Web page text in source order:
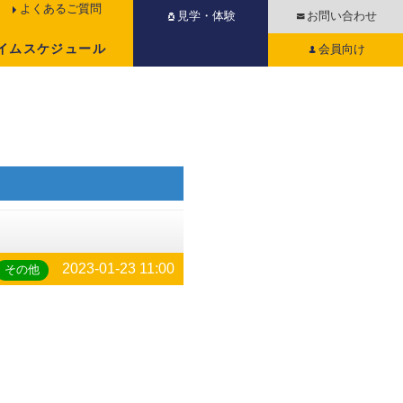
見学・体験 お問い合わせ
会員向け
よくあるご質問
ムスケジュール
その他 2023-01-23 11:00